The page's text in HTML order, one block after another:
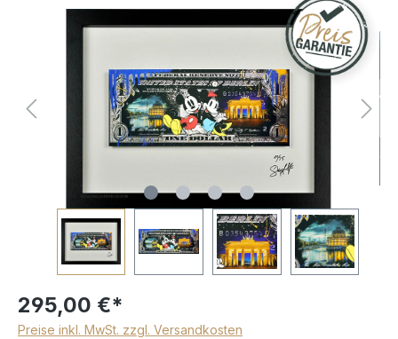
295,00 €*
Preise inkl. MwSt. zzgl. Versandkosten